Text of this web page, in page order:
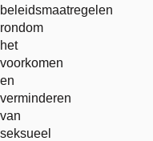
beleidsmaatregelen
rondom
het
voorkomen
en
verminderen
van
seksueel